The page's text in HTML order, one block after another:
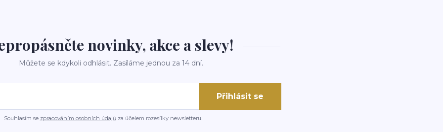
novinky, akce a slevy!
Můžete se kdykoli odhlásit. Zasíláme jednou za 14 dní.
Přihlásit se
Souhlasím se zpracováním osobních údajůza účelem rozesílky newsletteru.